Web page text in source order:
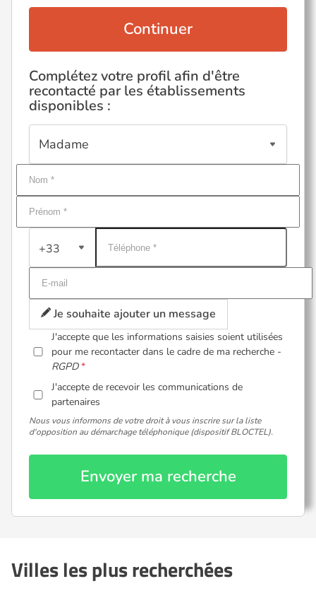
Continuer
Complétez votre profil afin d'être
recontacté par les établissements
disponibles :
+33
Je souhaite ajouter un message
J'accepte que les informations saisies soient utilisées
pour me recontacter dans le cadre de ma recherche -
RGPD
J'accepte de recevoir les communications de
partenaires
Nous vous informons de votre droit à vous inscrire sur la liste
d'opposition au démarchage téléphonique (dispositif BLOCTEL).
Envoyer ma recherche
Villes les plus recherchées